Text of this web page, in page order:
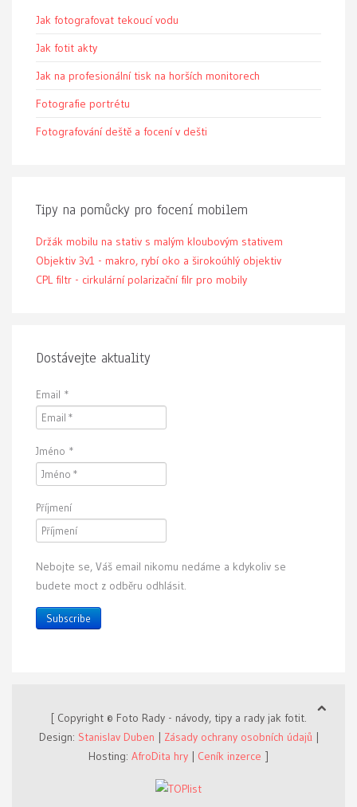
Jak fotografovat tekoucí vodu
Jak fotit akty
Jak na profesionální tisk na horších monitorech
Fotografie portrétu
Fotografování deště a focení v dešti
Tipy na pomůcky pro focení mobilem
Držák mobilu na stativ s malým kloubovým stativem
Objektiv 3v1 - makro, rybí oko a širokoúhlý objektiv
CPL filtr - cirkulární polarizační filr pro mobily
Dostávejte aktuality
Email *
Jméno *
Příjmení
Nebojte se, Váš email nikomu nedáme a kdykoliv se
budete moct z odběru odhlásit.
Subscribe
[ Copyright © Foto Rady - návody, tipy a rady jak fotit.
Design: Stanislav Duben Zásady ochrany osobních údajů|
Hosting: AfroDita hry Ceník inzerce ]